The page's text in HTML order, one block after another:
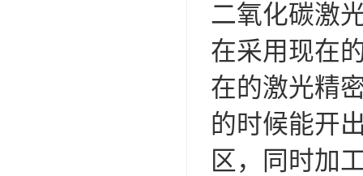
二氧化碳激
在采用现在
在的激光精
的时候能开
区，同时加